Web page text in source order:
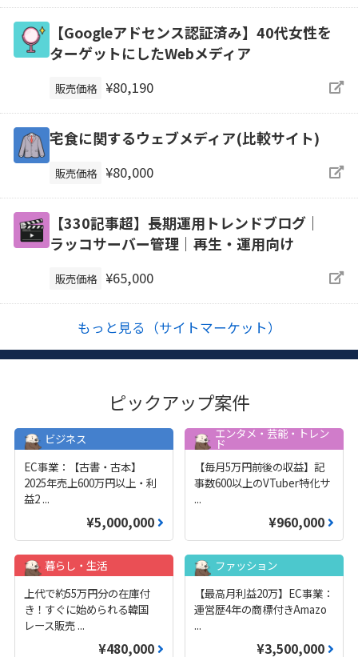
【Googleアドセンス認証済み】40代女性を
ターゲットにしたWebメディア
販売価格 ¥80,190
宅食に関するウェブメディア(比較サイト)
販売価格 ¥80,000
【330記事超】長期運用トレンドブログ｜
ラッコサーバー管理｜再生・運用向け
販売価格 ¥65,000
もっと見る（サイトマーケット）
ピックアップ案件
ビジネス
EC事業：【古書・古本】
2025年売上600万円以上・利
益2 ...
¥5,000,000
エンタメ・芸能・トレン
ド
【毎月5万円前後の収益】記
事数600以上のVTuber特化サ
...
¥960,000
暮らし・生活
上代で約55万円分の在庫付
き！すぐに始められる韓国
レース販売 ...
¥480,000
ファッション
【最高月利益20万】EC事業：
運営歴4年の商標付きAmazo
...
¥3,500,000